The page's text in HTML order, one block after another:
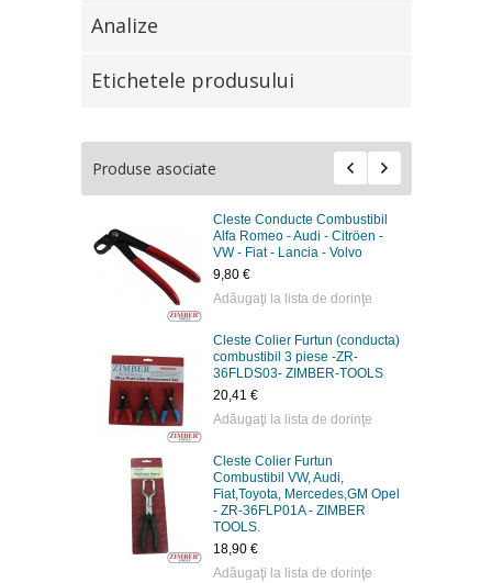
Analize
Etichetele produsului
Produse asociate
Cleste Conducte Combustibil
Alfa Romeo - Audi - Citröen -
VW - Fiat - Lancia - Volvo
9,80 €
Adăugaţi la lista de dorinţe
Cleste Colier Furtun (conducta)
combustibil 3 piese -ZR-
36FLDS03- ZIMBER-TOOLS
20,41 €
Adăugaţi la lista de dorinţe
Cleste Colier Furtun
Combustibil VW, Audi,
Fiat,Toyota, Mercedes,GM Opel
- ZR-36FLP01A - ZIMBER
TOOLS.
18,90 €
Adăugaţi la lista de dorinţe